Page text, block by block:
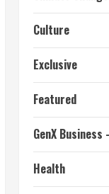
Culture
Exclusive
Featured
GenX
Health